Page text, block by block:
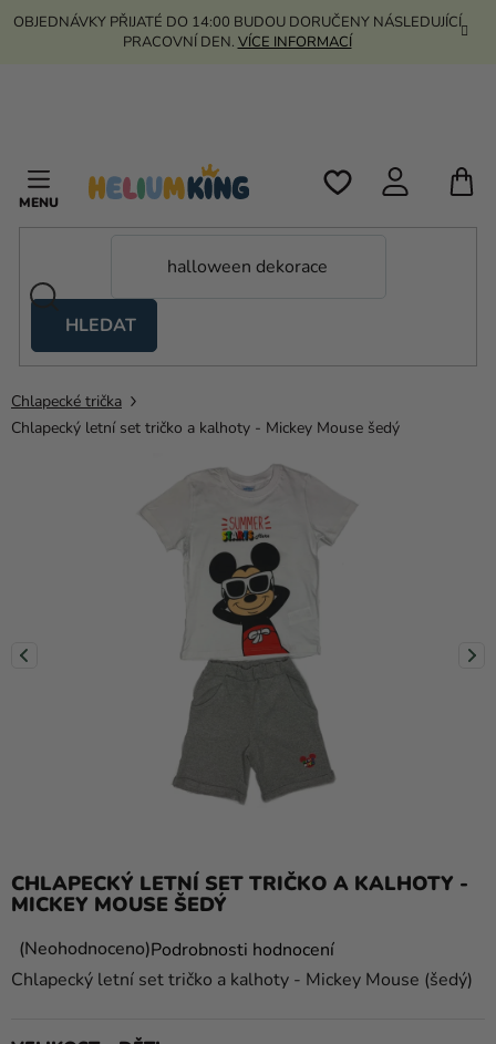
Přejít
OBJEDNÁVKY PŘIJATÉ DO 14:00 BUDOU DORUČENY NÁSLEDUJÍCÍ
PRACOVNÍ DEN. VÍCE INFORMACÍ
HLEDAT
stany
Kanekalon
Dárky
a
Svátky
Chlapecké trička
Chlapecký letní set tričko a kalhoty - Mickey Mouse šedý
CHLAPECKÝ LETNÍ SET TRIČKO A KALHOTY -
MICKEY MOUSE ŠEDÝ
Průměrné
hodnocení
NeohodnocenoPodrobnosti hodnocení
Chlapecký letní set tričko a kalhoty - Mickey Mouse (šedý)